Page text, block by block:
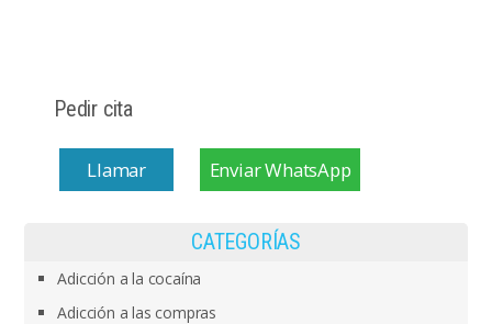
Pedir cita
Llamar Enviar WhatsApp
CATEGORÍAS
Adicción a la cocaína
Adicción a las compras